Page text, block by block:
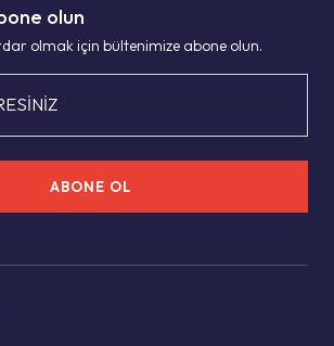
olun
olmak için bültenimize abone olun.
ABONE OL